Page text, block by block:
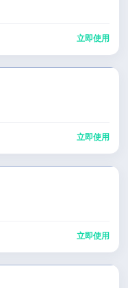
立即使用
立即使用
立即使用